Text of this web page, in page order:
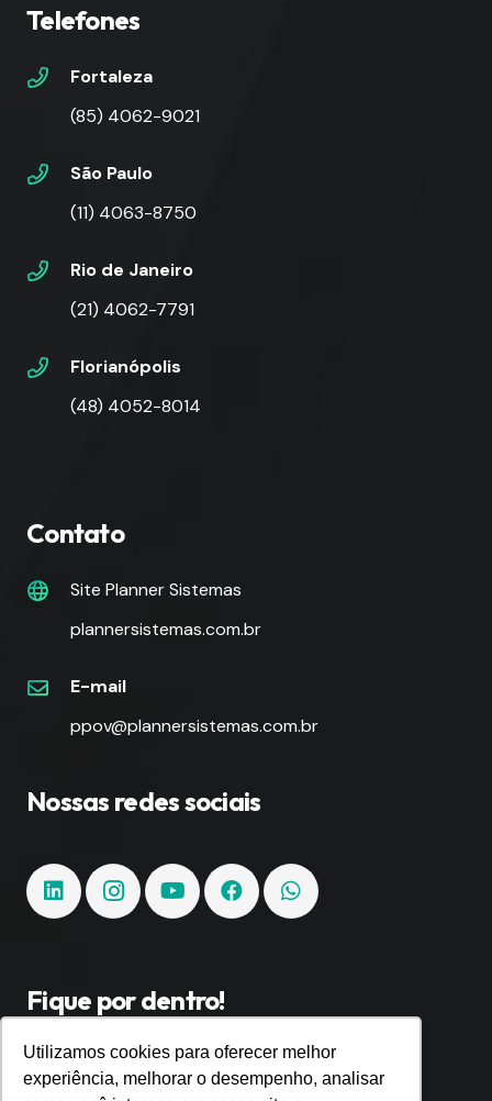
Utilizamos cookies para oferecer melhor
experiência, melhorar o desempenho, analisar
Telefones
Fortaleza
(85) 4062-9021
São Paulo
(11) 4063-8750
Rio de Janeiro
(21) 4062-7791
Florianópolis
(48) 4052-8014
Contato
Site Planner Sistemas
plannersistemas.com.br
E-mail
ppov@plannersistemas.com.br
Nossas redes sociais
Fique por dentro!
Inscreva-se e fique por dentro de todas as
tendências e inovações.